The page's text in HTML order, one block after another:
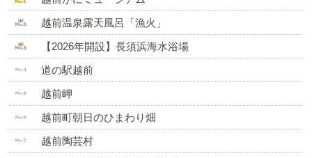
越前温泉露天風呂「漁火」
【2026年開設】長須浜海水浴場
道の駅越前
越前岬
越前町朝日のひまわり畑
越前陶芸村